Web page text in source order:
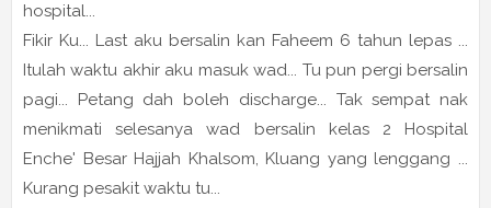
hospital...
Fikir Ku... Last aku bersalin kan Faheem 6 tahun lepas ...
Itulah waktu akhir aku masuk wad... Tu pun pergi bersalin
pagi... Petang dah boleh discharge... Tak sempat nak
menikmati selesanya wad bersalin kelas 2 Hospital
Enche' Besar Hajjah Khalsom, Kluang yang lenggang ...
Kurang pesakit waktu tu...